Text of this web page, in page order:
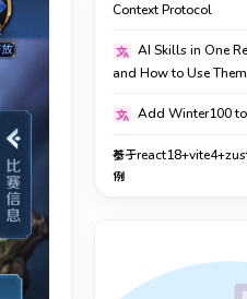
Context Protocol
AI Skills in One
and How to Use Them
Add Winter100
基于
例